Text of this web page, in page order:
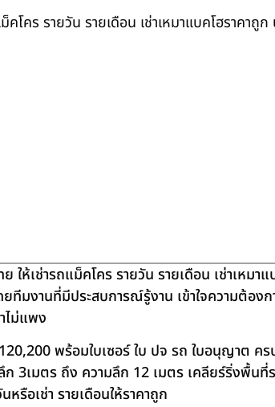
โคร รายวัน รายเดือน เช่าเหมาแบคโฮราคาถู
ห้เช่ารถแม็คโคร รายวัน รายเดือน เช่าเหมา
ทีมงานที่มีประสบการณ์รู้งาน เข้าใจความต้อง
ไม่แพง
พร้อมใบเซอร์ ใบ ปจ รถ ใบอนุญาต คร
ก 3เมตร ถึง ความลึก 12 เมตร เคลียร์ริ่งพื้น
รือเช่า รายเดือนให้ราคาถูก